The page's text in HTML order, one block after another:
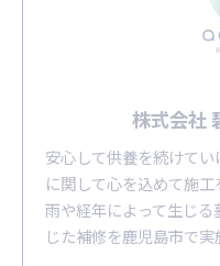
株式会社
安心して供養を続けて
に関して心を込めて施
雨や経年によって生じ
じた補修を鹿児島市で実